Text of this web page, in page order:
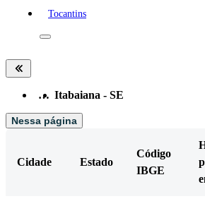
Tocantins
… Itabaiana - SE
Nessa página
Cidade Estado
Código
IBGE